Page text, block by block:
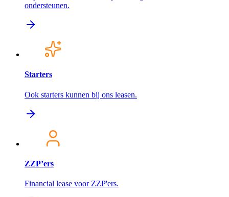
ondersteunen.
Starters
Ook starters kunnen bij ons leasen.
ZZP’ers
Financial lease voor ZZP'ers.